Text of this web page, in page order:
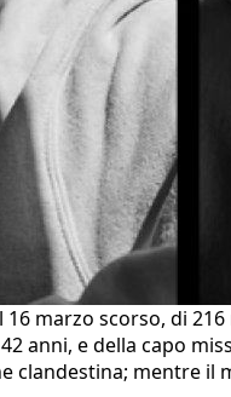
marzo scorso, di
anni, e della capo
clandestina; mentre